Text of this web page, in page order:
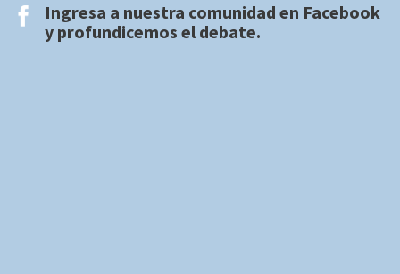
Ingresa a nuestra comunidad en Facebook
y profundicemos el debate.